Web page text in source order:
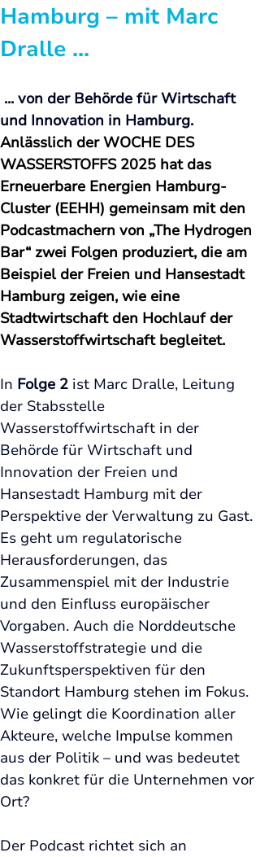
Hamburg – mit Marc
Dralle ...
und Innovation in Hamburg.
Anlässlich der WOCHE DES
WASSERSTOFFS 2025 hat das
Erneuerbare Energien Hamburg-
Cluster (EEHH) gemeinsam mit den
Podcastmachern von „The Hydrogen
Bar“ zwei Folgen produziert, die am
Beispiel der Freien und Hansestadt
Hamburg zeigen, wie eine
Stadtwirtschaft den Hochlauf der
Wasserstoffwirtschaft begleitet.
In Folge 2 ist Marc Dralle, Leitung
der Stabsstelle
Wasserstoffwirtschaft in der
Behörde für Wirtschaft und
Innovation der Freien und
Hansestadt Hamburg mit der
Perspektive der Verwaltung zu Gast.
Es geht um regulatorische
Herausforderungen, das
Zusammenspiel mit der Industrie
und den Einfluss europäischer
Vorgaben. Auch die Norddeutsche
Wasserstoffstrategie und die
Zukunftsperspektiven für den
Standort Hamburg stehen im Fokus.
Wie gelingt die Koordination aller
Akteure, welche Impulse kommen
aus der Politik – und was bedeutet
das konkret für die Unternehmen vor
Ort?
Der Podcast richtet sich an